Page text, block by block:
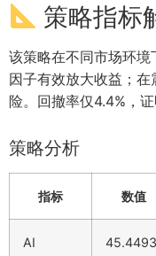
策略指标
该策略在不同市场环
因子有效放大收益；
险。回撤率仅4.4%，
策略分析
指标 数值
AI
45.4493